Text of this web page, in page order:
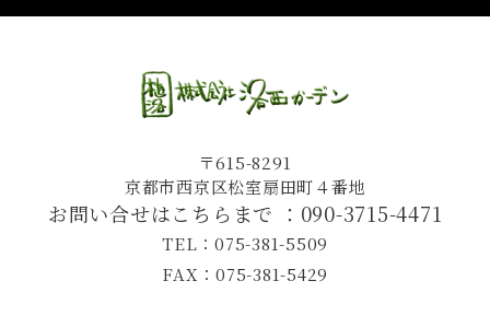
〒615-8291
京都市西京区松室扇田町４番地
お問い合せはこちらまで ： 090-3715-4471
TEL：075-381-5509
FAX：075-381-5429